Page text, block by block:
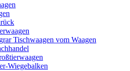
Tischwaagen vom Waagen
Wiegebalken